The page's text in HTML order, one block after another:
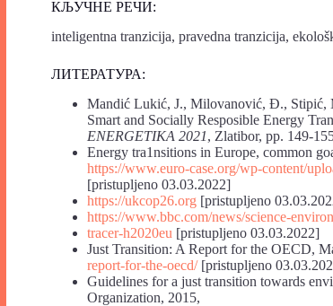
КЉУЧНЕ РЕЧИ:
inteligentna tranzicija, pravedna tranzicija,
ЛИТЕРАТУРА:
Mandić Lukić, J., Milovanović, Đ., Stipić,
Smart and Socially Resposible Energy
ENERGETIKA 2021, Zlatibor, pp. 149-
Energy tra1nsitions in Europe, common
https://www.euro-case.org/wp-content/
[pristupljeno 03.03.2022]
https://ukcop26.org [pristupljeno
https://www.bbc.com/news/science-
tracer-h2020eu [pristupljeno 03.03.2022]
Just Transition: A Report for the OECD,
report-for-the-oecd/[pristupljeno
Guidelines for a just transition towards
Organization, 2015,